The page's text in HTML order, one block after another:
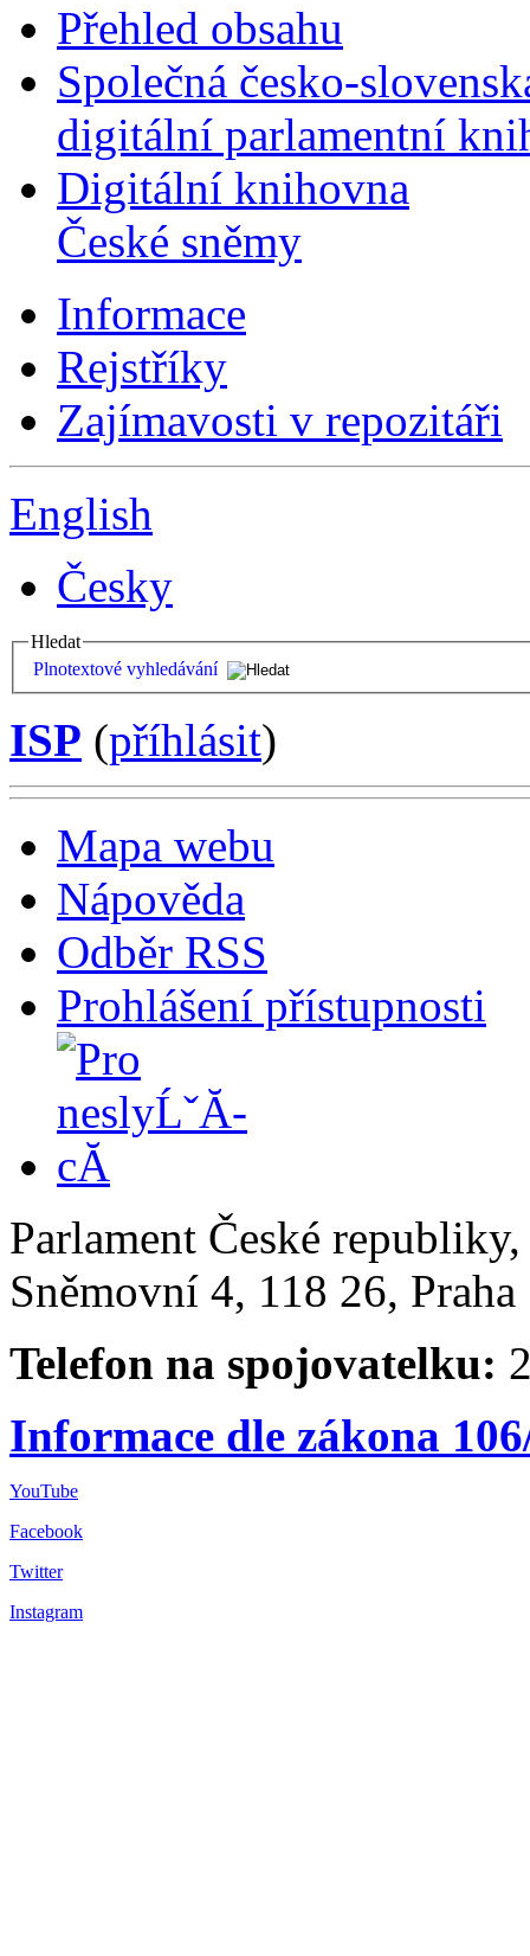
Přehled obsahu
Společná česko-
digitální parlamentní
Digitální knihovna
České sněmy
Informace
Rejstříky
Zajímavosti v repozitáři
English
Česky
Hledat
Plnotextové vyhledávání
ISP (příhlásit)
Mapa webu
Nápověda
Odběr RSS
Prohlášení přístupnosti
Parlament České
Sněmovní 4, 118 26,
Telefon na spojovatelku:
Informace dle zákona
YouTube
Facebook
Twitter
Instagram